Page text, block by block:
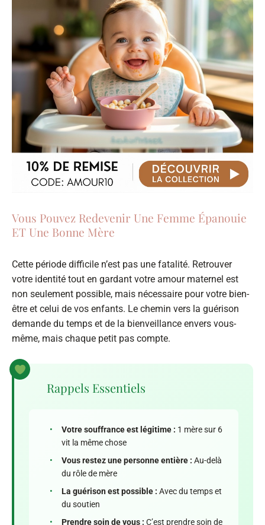
Vous Pouvez Redevenir Une Femme Épanouie
ET Une Bonne Mère
Cette période difficile n’est pas une fatalité. Retrouver
votre identité tout en gardant votre amour maternel est
non seulement possible, mais nécessaire pour votre bien-
être et celui de vos enfants. Le chemin vers la guérison
demande du temps et de la bienveillance envers vous-
même, mais chaque petit pas compte.
Rappels Essentiels
• Votre souffrance est légitime : 1 mère sur 6
vit la même chose
•
Vous restez une personne entière : Au-delà
du rôle de mère
•
La guérison est possible : Avec du temps et
du soutien
•
Prendre soin de vous : C’est prendre soin de